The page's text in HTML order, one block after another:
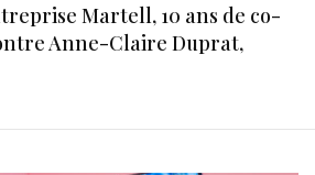
Martell, 10 ans de co-
Anne-Claire Duprat,